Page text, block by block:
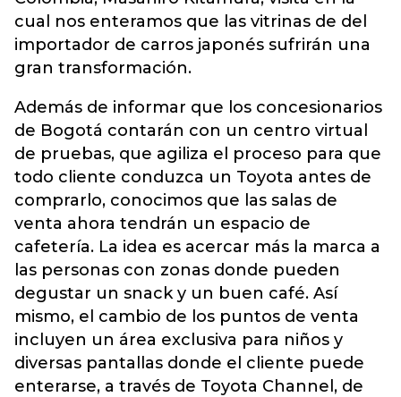
cual nos enteramos que las vitrinas de del
importador de carros japonés sufrirán una
gran transformación.
Además de informar que los concesionarios
de Bogotá contarán con un centro virtual
de pruebas, que agiliza el proceso para que
todo cliente conduzca un Toyota antes de
comprarlo, conocimos que las salas de
venta ahora tendrán un espacio de
cafetería. La idea es acercar más la marca a
las personas con zonas donde pueden
degustar un snack y un buen café. Así
mismo, el cambio de los puntos de venta
incluyen un área exclusiva para niños y
diversas pantallas donde el cliente puede
enterarse, a través de Toyota Channel, de